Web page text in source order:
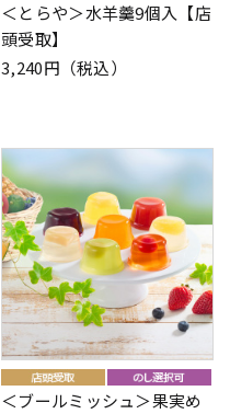
＜とらや＞水羊羹9個入【店
頭受取】
3,240円（税込）
＜ブールミッシュ＞果実め